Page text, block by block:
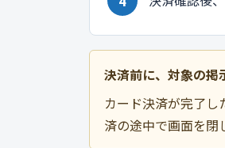
決済前に、対象の掲
カード決済が完了
済の途中で画面を閉